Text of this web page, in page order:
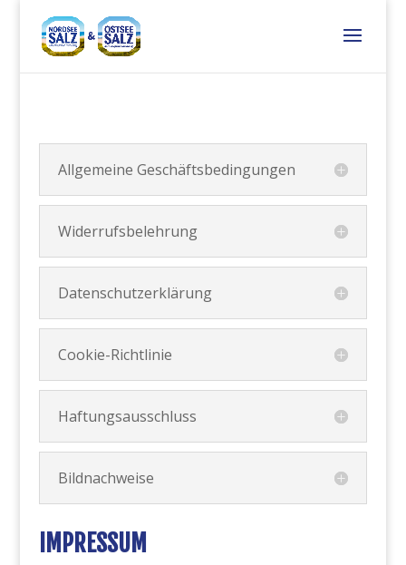
Allgemeine Geschäftsbedingungen
Widerrufsbelehrung
Datenschutzerklärung
Cookie-Richtlinie
Haftungsausschluss
Bildnachweise
IMPRESSUM